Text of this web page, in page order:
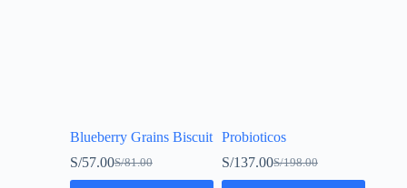
Blueberry Grains Biscuit
S/81.00
S/57.00
Probioticos
S/198.00
S/137.00